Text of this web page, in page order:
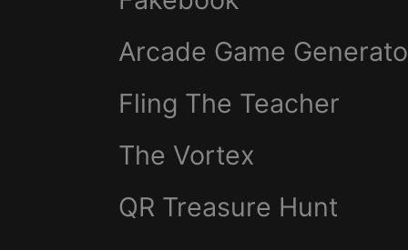
Arcade Game
Fling The Teacher
The Vortex
QR Treasure Hunt